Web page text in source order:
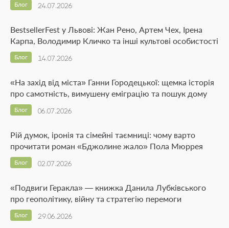
24.07.2026
Блог
BestsellerFest у Львові: Жан Рено, Артем Чех, Ірена
Карпа, Володимир Кличко та інші культові особистості
14.07.2026
Блог
«На захід від міста» Ганни Городецької: щемка історія
про самотність, вимушену еміграцію та пошук дому
06.07.2026
Блог
Рій думок, іронія та сімейні таємниці: чому варто
прочитати роман «Бджолине жало» Пола Мюррея
02.07.2026
Блог
«Подвиги Геракла» — книжка Данила Лубківського
про геополітику, війну та стратегію перемоги
29.06.2026
Блог